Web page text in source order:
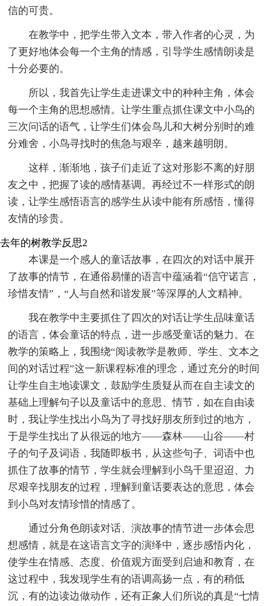
信的可贵。
在教学中，把学生带入文本，带入作者的心灵，为
了更好地体会每一个主角的情感，引导学生感情朗读是
十分必要的。
所以，我首先让学生走进课文中的种种主角，体会
每一个主角的思想感情。让学生重点抓住课文中小鸟的
三次问话的语气，让学生们体会鸟儿和大树分别时的难
分难舍，小鸟寻找时的焦急与艰辛，越来越明朗。
这样，渐渐地，孩子们走近了这对形影不离的好朋
友之中，把握了读的感情基调。再经过不一样形式的朗
读，让学生感悟语言的感学生从读中能有所感悟，懂得
友情的珍贵。
去年的树教学反思2
本课是一个感人的童话故事，在四次的对话中展开
了故事的情节，在通俗易懂的语言中蕴涵着“信守诺言，
珍惜友情”，“人与自然和谐发展”等深厚的人文精神。
我在教学中主要抓住了四次的对话让学生品味童话
的语言，体会童话的特点，进一步感受童话的魅力。在
教学的策略上，我围绕“阅读教学是教师、学生、文本之
间的对话过程”这一新课程标准的理念，通过充分的时间
让学生自主地读课文，鼓励学生质疑从而在自主读文的
基础上理解句子以及童话中的意思、情节，如在自由读
时，我让学生找出小鸟为了寻找好朋友所到过的地方，
于是学生找出了从很远的地方——森林——山谷——村
子的句子及词语，我随即板书，从这些句子、词语中也
抓住了故事的情节，学生就会理解到小鸟千里迢迢、力
尽艰辛找朋友的过程，理解到童话要表达的意思，体会
到小鸟对友情珍惜的情感了。
通过分角色朗读对话、演故事的情节进一步体会思
想感情，就是在这语言文字的演绎中，逐步感悟内化，
使学生在情感、态度、价值观方面受到启迪和教育，在
这过程中，我发现学生有的语调高扬一点，有的稍低
沉，有的边读边做动作，还有正象人们所说的真是“七情